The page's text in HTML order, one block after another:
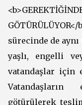
sürecinde de
yaşlı, engelli
vatandaşlar için
götürülerek